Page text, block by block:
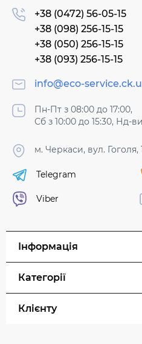
+38 (0472) 56-05-15
+38 (098) 256-15-15
+38 (050) 256-15-15
+38 (093) 256-15-15
info@eco-
Пн-Пт з 08:00 до 17:00,
Сб з 10:00 до 15:30, Нд-
м. Черкаси, вул. Гоголя,
Telegram
Viber
Інформація
Категорії
Клієнту